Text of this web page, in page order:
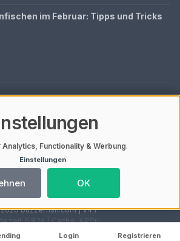
Login Registrieren
im Februar: Tipps und Tricks
Inhalt
buzzerfish.com | V4.1
0,82s | Cache: APCu
Analytics, Functionality & Werbung.
Einstellungen
OK